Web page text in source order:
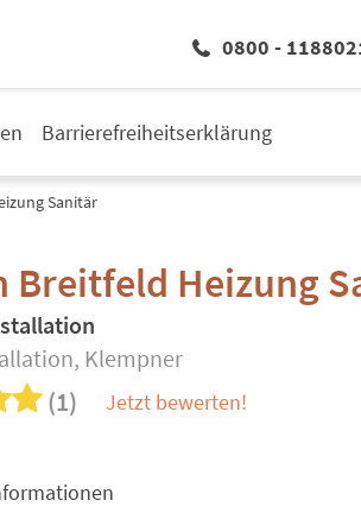
0800 -
Barrierefreiheitserklärung
Sanitär
Breitfeld Heizung
Klempner
(1) Jetzt bewerten!